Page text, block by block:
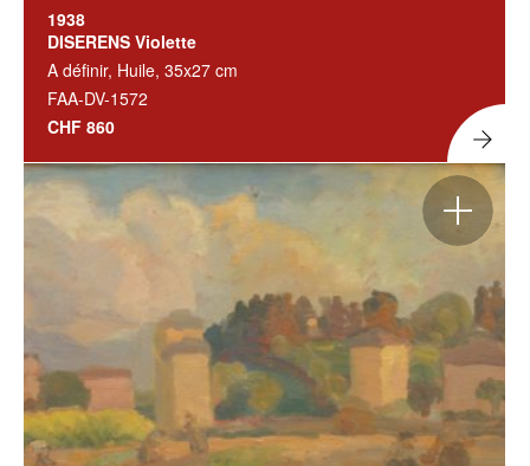
1938
DISERENS Violette
A définir, Huile, 35x27 cm
FAA-DV-1572
CHF 860